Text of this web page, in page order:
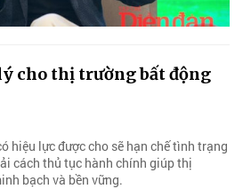
cho thị trường bất động
hiệu lực được cho sẽ hạn chế tình trạng
cách thủ tục hành chính giúp thị
bạch và bền vững.